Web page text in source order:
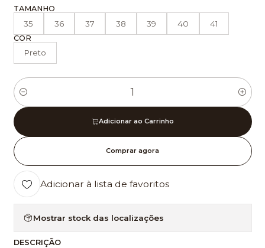
TAMANHO
35 36 37 38 39 40 41
COR
Preto
Quantidade
Adicionar ao Carrinho
Comprar agora
Adicionar à lista de favoritos
Mostrar stock das localizações
DESCRIÇÃO